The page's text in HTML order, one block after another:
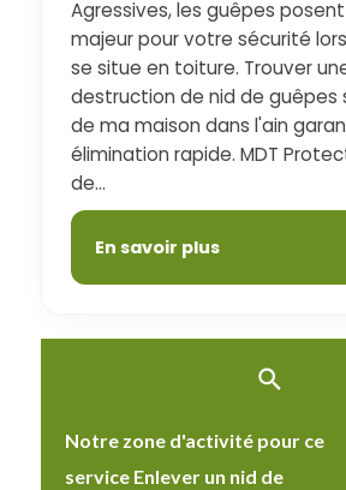
Agressives, les guêpes
majeur pour votre sécurité
se situe en toiture. Trouver
destruction de nid de guêpes
de ma maison dans l'ain
élimination rapide. MDT
de...
En savoir plus
Notre zone d'activité pour ce
service Enlever un nid de